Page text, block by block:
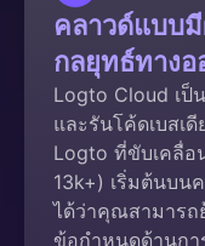
คลาวด์แบบ
กลยุทธ์ทางอ
Logto Cloud เป็
และรันโค้ดเบสเ
Logto ที่ขับเคลื่
13k+) เริ่มต้นบน
ได้ว่าคุณสามารถ
ข้อกำหนดด้านกา